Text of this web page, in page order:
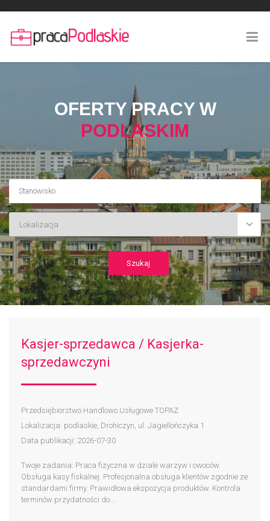
OFERTY PRACY W
PODLASKIM

Kasjer-sprzedawca / Kasjerka-
sprzedawczyni
Przedsiębiorstwo Handlowo Usługowe TOPAZ
Lokalizacja: podlaskie, Drohiczyn, ul. Jagiellończyka 1
Data publikacji: 2026-07-30
Twoje zadania: Praca fizyczna w dziale warzyw i owoców.
Obsługa kasy fiskalnej. Profesjonalna obsługa klientów zgodnie ze
standardami firmy. Prawidłowa ekspozycja produktów. Kontrola
terminów przydatności do...